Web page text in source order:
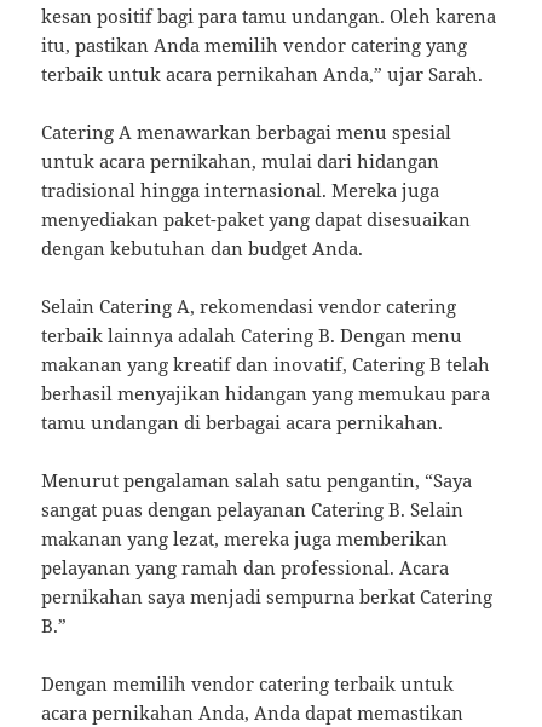
kesan positif bagi para tamu undangan. Oleh karena
itu, pastikan Anda memilih vendor catering yang
terbaik untuk acara pernikahan Anda,” ujar Sarah.
Catering A menawarkan berbagai menu spesial
untuk acara pernikahan, mulai dari hidangan
tradisional hingga internasional. Mereka juga
menyediakan paket-paket yang dapat disesuaikan
dengan kebutuhan dan budget Anda.
Selain Catering A, rekomendasi vendor catering
terbaik lainnya adalah Catering B. Dengan menu
makanan yang kreatif dan inovatif, Catering B telah
berhasil menyajikan hidangan yang memukau para
tamu undangan di berbagai acara pernikahan.
Menurut pengalaman salah satu pengantin, “Saya
sangat puas dengan pelayanan Catering B. Selain
makanan yang lezat, mereka juga memberikan
pelayanan yang ramah dan professional. Acara
pernikahan saya menjadi sempurna berkat Catering
B.”
Dengan memilih vendor catering terbaik untuk
acara pernikahan Anda, Anda dapat memastikan